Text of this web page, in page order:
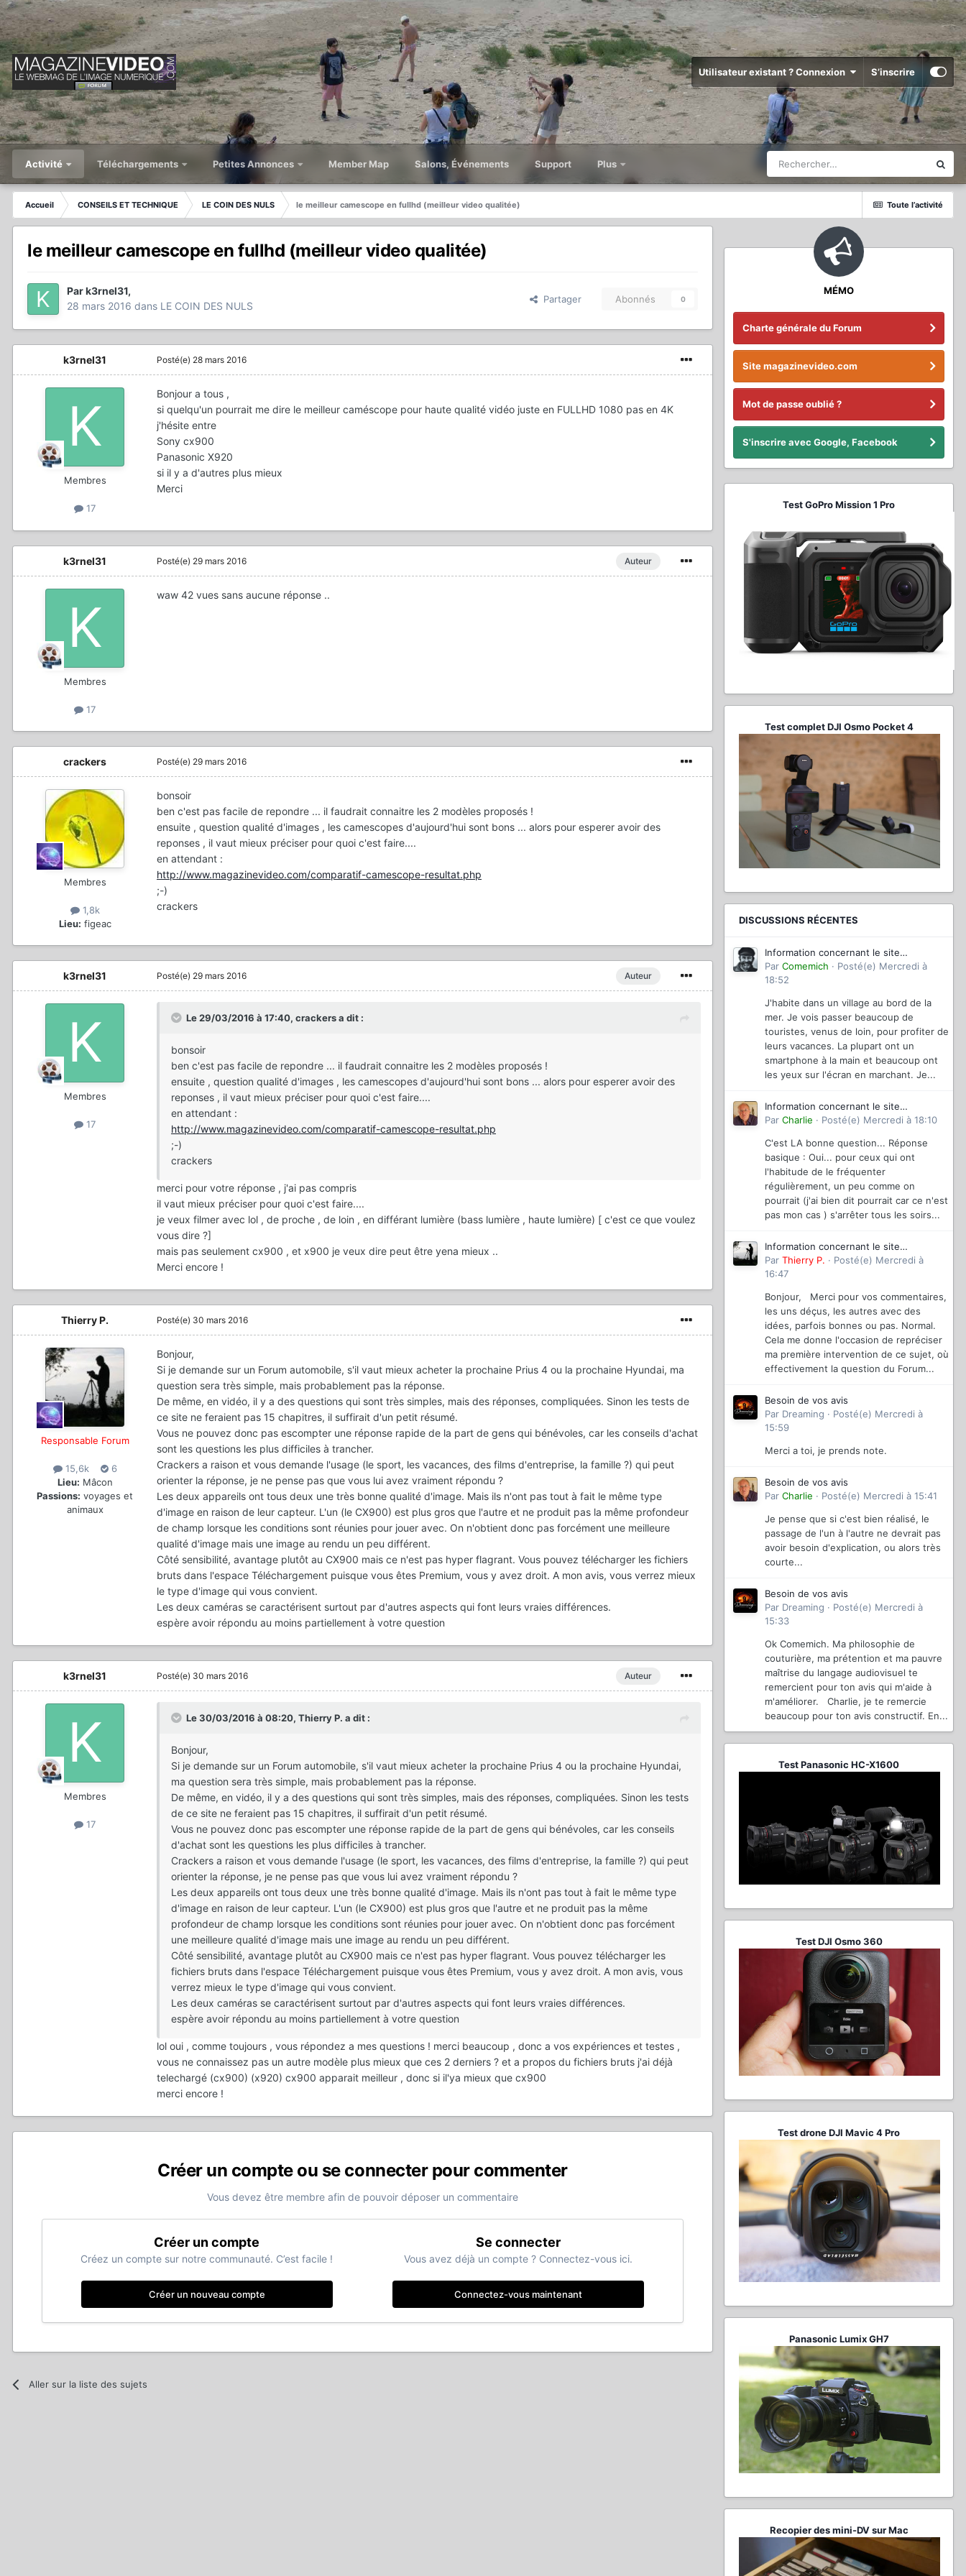
Utilisateur existant ? Connexion S’inscrire
Activité Téléchargements Petites Annonces Member Map Salons, Événements Support Plus
Toute l’activité
Accueil CONSEILS ET TECHNIQUE LE COIN DES NULS le meilleur camescope en fullhd (meilleur video qualitée)
le meilleur camescope en fullhd (meilleur video qualitée)
Park3rnel31,
28 mars 2016 dans LE COIN DES NULS
Partager Abonnés 0
k3rnel31
Membres
17
Posté(e) 28 mars 2016
Bonjour a tous ,
si quelqu'un pourrait me dire le meilleur caméscope pour haute qualité vidéo juste en FULLHD 1080 pas en 4K
j'hésite entre
Sony cx900
Panasonic X920
si il y a d'autres plus mieux
Merci
k3rnel31
Membres
17
Auteur
Posté(e) 29 mars 2016
waw 42 vues sans aucune réponse ..
crackers
Membres
1,8k
Lieu: figeac
Posté(e) 29 mars 2016
bonsoir
ben c'est pas facile de repondre ... il faudrait connaitre les 2 modèles proposés !
ensuite , question qualité d'images , les camescopes d'aujourd'hui sont bons ... alors pour esperer avoir des
reponses , il vaut mieux préciser pour quoi c'est faire....
en attendant :
http://www.magazinevideo.com/comparatif-camescope-resultat.php
;-)
crackers
k3rnel31
Membres
17
Auteur
Posté(e) 29 mars 2016
Le 29/03/2016 à 17:40, crackers a dit :
bonsoir
ben c'est pas facile de repondre ... il faudrait connaitre les 2 modèles proposés !
ensuite , question qualité d'images , les camescopes d'aujourd'hui sont bons ... alors pour esperer avoir des
reponses , il vaut mieux préciser pour quoi c'est faire....
en attendant :
http://www.magazinevideo.com/comparatif-camescope-resultat.php
;-)
crackers
merci pour votre réponse , j'ai pas compris
il vaut mieux préciser pour quoi c'est faire....
je veux filmer avec lol , de proche , de loin , en différant lumière (bass lumière , haute lumière) [ c'est ce que voulez
vous dire ?]
mais pas seulement cx900 , et x900 je veux dire peut être yena mieux ..
Merci encore !
Thierry P.
Responsable Forum
15,6k
6
Lieu: Mâcon
Passions: voyages et
animaux
Posté(e) 30 mars 2016
Bonjour,
Si je demande sur un Forum automobile, s'il vaut mieux acheter la prochaine Prius 4 ou la prochaine Hyundai, ma
question sera très simple, mais probablement pas la réponse.
De même, en vidéo, il y a des questions qui sont très simples, mais des réponses, compliquées. Sinon les tests de
ce site ne feraient pas 15 chapitres, il suffirait d'un petit résumé.
Vous ne pouvez donc pas escompter une réponse rapide de la part de gens qui bénévoles, car les conseils d'achat
sont les questions les plus difficiles à trancher.
Crackers a raison et vous demande l'usage (le sport, les vacances, des films d'entreprise, la famille ?) qui peut
orienter la réponse, je ne pense pas que vous lui avez vraiment répondu ?
Les deux appareils ont tous deux une très bonne qualité d'image. Mais ils n'ont pas tout à fait le même type
d'image en raison de leur capteur. L'un (le CX900) est plus gros que l'autre et ne produit pas la même profondeur
de champ lorsque les conditions sont réunies pour jouer avec. On n'obtient donc pas forcément une meilleure
qualité d'image mais une image au rendu un peu différent.
Côté sensibilité, avantage plutôt au CX900 mais ce n'est pas hyper flagrant. Vous pouvez télécharger les fichiers
bruts dans l'espace Téléchargement puisque vous êtes Premium, vous y avez droit. A mon avis, vous verrez mieux
le type d'image qui vous convient.
Les deux caméras se caractérisent surtout par d'autres aspects qui font leurs vraies différences.
espère avoir répondu au moins partiellement à votre question
k3rnel31
Membres
17
Auteur
Posté(e) 30 mars 2016
Le 30/03/2016 à 08:20, Thierry P. a dit :
Bonjour,
Si je demande sur un Forum automobile, s'il vaut mieux acheter la prochaine Prius 4 ou la prochaine Hyundai,
ma question sera très simple, mais probablement pas la réponse.
De même, en vidéo, il y a des questions qui sont très simples, mais des réponses, compliquées. Sinon les tests
de ce site ne feraient pas 15 chapitres, il suffirait d'un petit résumé.
Vous ne pouvez donc pas escompter une réponse rapide de la part de gens qui bénévoles, car les conseils
d'achat sont les questions les plus difficiles à trancher.
Crackers a raison et vous demande l'usage (le sport, les vacances, des films d'entreprise, la famille ?) qui peut
orienter la réponse, je ne pense pas que vous lui avez vraiment répondu ?
Les deux appareils ont tous deux une très bonne qualité d'image. Mais ils n'ont pas tout à fait le même type
d'image en raison de leur capteur. L'un (le CX900) est plus gros que l'autre et ne produit pas la même
profondeur de champ lorsque les conditions sont réunies pour jouer avec. On n'obtient donc pas forcément
une meilleure qualité d'image mais une image au rendu un peu différent.
Côté sensibilité, avantage plutôt au CX900 mais ce n'est pas hyper flagrant. Vous pouvez télécharger les
fichiers bruts dans l'espace Téléchargement puisque vous êtes Premium, vous y avez droit. A mon avis, vous
verrez mieux le type d'image qui vous convient.
Les deux caméras se caractérisent surtout par d'autres aspects qui font leurs vraies différences.
espère avoir répondu au moins partiellement à votre question
lol oui , comme toujours , vous répondez a mes questions ! merci beaucoup , donc a vos expériences et testes ,
vous ne connaissez pas un autre modèle plus mieux que ces 2 derniers ? et a propos du fichiers bruts j'ai déjà
telechargé (cx900) (x920) cx900 apparait meilleur , donc si il'ya mieux que cx900
merci encore !
Créer un compte ou se connecter pour commenter
Vous devez être membre afin de pouvoir déposer un commentaire
Créer un compte
Créez un compte sur notre communauté. C’est facile !
Créer un nouveau compte
Se connecter
Vous avez déjà un compte ? Connectez-vous ici.
Connectez-vous maintenant
Aller sur la liste des sujets
MÉMO
Charte générale du Forum
Site magazinevideo.com
Mot de passe oublié ?
S'inscrire avec Google, Facebook
Test GoPro Mission 1 Pro
Test complet DJI Osmo Pocket 4
DISCUSSIONS RÉCENTES
Information concernant le site
magazinevideo
Par Comemich · Posté(e) Mercredi à
18:52
J'habite dans un village au bord de la
mer. Je vois passer beaucoup de
touristes, venus de loin, pour profiter de
leurs vacances. La plupart ont un
smartphone à la main et beaucoup ont
les yeux sur l'écran en marchant. Je...
Information concernant le site
magazinevideo
Par Charlie · Posté(e) Mercredi à 18:10
C'est LA bonne question... Réponse
basique : Oui... pour ceux qui ont
l'habitude de le fréquenter
régulièrement, un peu comme on
pourrait (j'ai bien dit pourrait car ce n'est
pas mon cas ) s'arrêter tous les soirs...
Information concernant le site
magazinevideo
Par Thierry P. · Posté(e) Mercredi à
16:47
Bonjour, Merci pour vos commentaires,
les uns déçus, les autres avec des
idées, parfois bonnes ou pas. Normal.
Cela me donne l'occasion de repréciser
ma première intervention de ce sujet, où
effectivement la question du Forum...
Besoin de vos avis
Par Dreaming · Posté(e) Mercredi à
15:59
Merci a toi, je prends note.
Besoin de vos avis
Par Charlie · Posté(e) Mercredi à 15:41
Je pense que si c'est bien réalisé, le
passage de l'un à l'autre ne devrait pas
avoir besoin d'explication, ou alors très
courte...
Besoin de vos avis
Par Dreaming · Posté(e) Mercredi à
15:33
Ok Comemich. Ma philosophie de
couturière, ma prétention et ma pauvre
maîtrise du langage audiovisuel te
remercient pour ton avis qui m'aide à
m'améliorer. Charlie, je te remercie
beaucoup pour ton avis constructif. En...
Test Panasonic HC-X1600
Test DJI Osmo 360
Test drone DJI Mavic 4 Pro
Panasonic Lumix GH7
Recopier des mini-DV sur Mac